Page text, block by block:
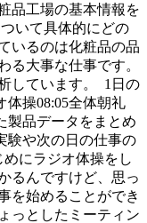
品工場の基本情報を
いて具体的にどの
いるのは化粧品の品
る大事な仕事です。
しています。 1日の
体操08:05全体朝礼
製品データをまとめ
験や次の日の仕事の
にラジオ体操をし
るんですけど、思っ
を始めることができ
っとしたミーティン